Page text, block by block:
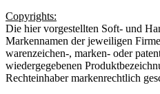
Copyrights:
Die hier vorgestellten Soft- und
Markennamen der jeweiligen
warenzeichen-, marken- oder
wiedergegebenen
Rechteinhaber markenrechtlich